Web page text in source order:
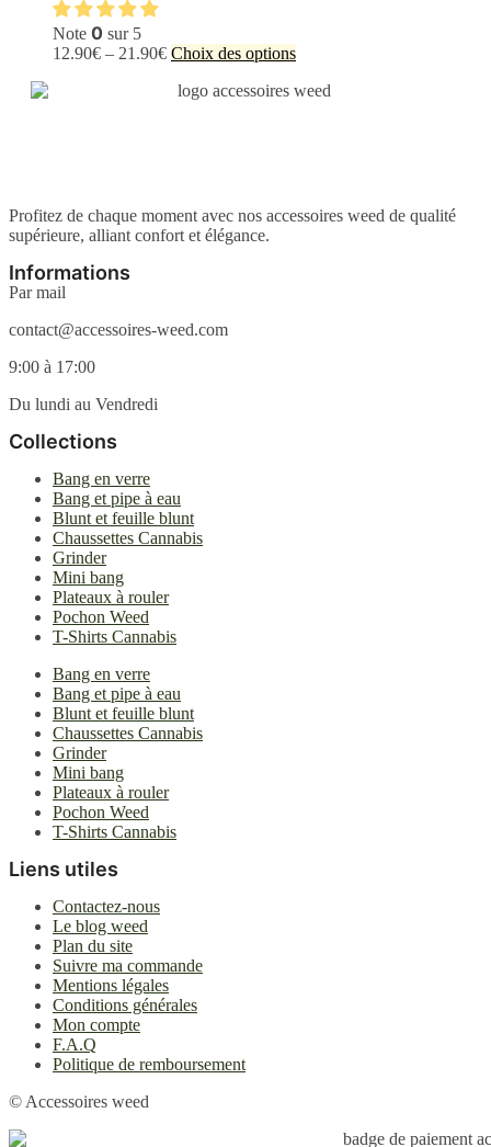
du
Note 0 sur 5
12.90€ – 21.90€ Choix des optionsCe
a
être
Profitez de chaque moment avec nos accessoires weed de qualité
supérieure, alliant confort et élégance.
Informations
Par mail
contact@accessoires-weed.com
9:00 à 17:00
Du lundi au Vendredi
Collections
Bang en verre
Bang et pipe à eau
Blunt et feuille blunt
Chaussettes Cannabis
Grinder
Mini bang
Plateaux à rouler
Pochon Weed
T-Shirts Cannabis
Bang en verre
Bang et pipe à eau
Blunt et feuille blunt
Chaussettes Cannabis
Grinder
Mini bang
Plateaux à rouler
Pochon Weed
T-Shirts Cannabis
Liens utiles
Contactez-nous
Le blog weed
Plan du site
Suivre ma commande
Mentions légales
Conditions générales
Mon compte
F.A.Q
Politique de remboursement
© Accessoires weed